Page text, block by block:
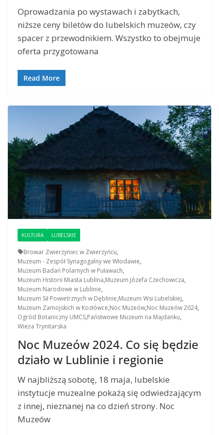
Oprowadzania po wystawach i zabytkach,
niższe ceny biletów do lubelskich muzeów, czy
spacer z przewodnikiem. Wszystko to obejmuje
oferta przygotowana
Read More
KULTURA LUBELSKIE
Browar Zwierzyniec w Zwierzyńcu,
Muzeum - Zespół Synagogalny we Włodawie,
Muzeum Badań Polarnych w Puławach,
Muzeum Historii Miasta Lublina,Muzeum Józefa Czechowicza,
Muzeum Narodowe w Lublinie,
Muzeum Sił Powietrznych w Dęblinie,Muzeum Wsi Lubelskiej,
Muzeum Zamojskich w Kozłówce,Noc Muzeów,Noc Muzeów 2024,
Ogród Botaniczny UMCS,Państwowe Muzeum na Majdanku,
Wieża Trynitarska
Noc Muzeów 2024. Co się będzie
działo w Lublinie i regionie
W najbliższą sobotę, 18 maja, lubelskie
instytucje muzealne pokażą się odwiedzającym
z innej, nieznanej na co dzień strony. Noc
Muzeów